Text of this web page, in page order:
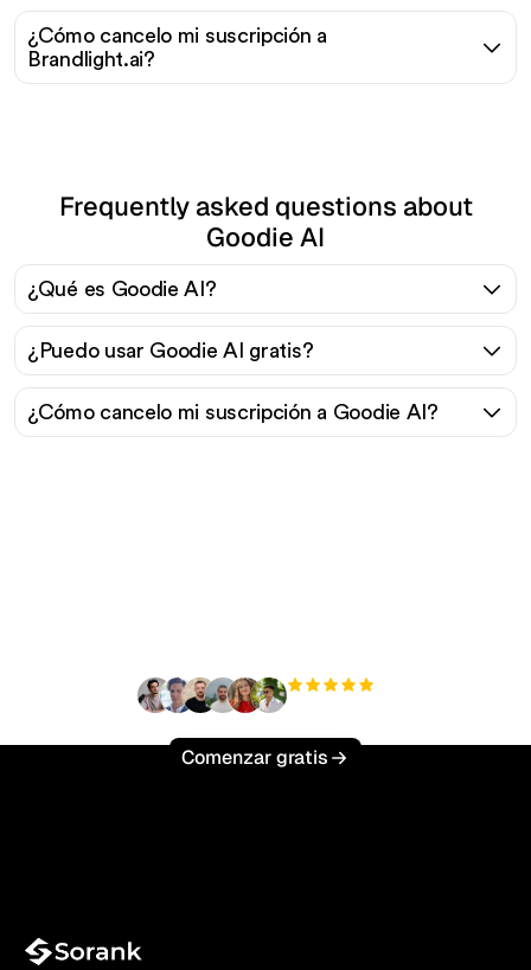
¿Cómo cancelo mi suscripción a
Brandlight.ai?
Frequently asked questions about
Goodie AI
¿Qué es Goodie AI?
¿Puedo usar Goodie AI gratis?
¿Cómo cancelo mi suscripción a Goodie AI?
Comenzar gratis